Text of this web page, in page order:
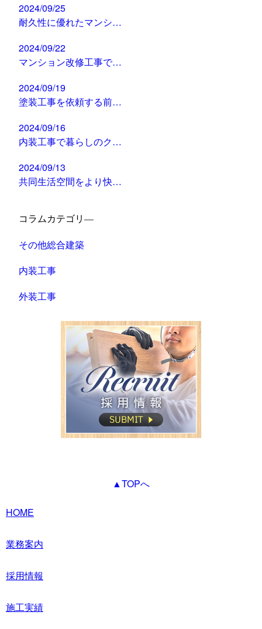
2024/09/25
耐久性に優れたマンシ…
2024/09/22
マンション改修工事で…
2024/09/19
塗装工事を依頼する前…
2024/09/16
内装工事で暮らしのク…
2024/09/13
共同生活空間をより快…
コラムカテゴリ―
その他総合建築
内装工事
外装工事
▲TOPへ
HOME
業務案内
採用情報
施工実績